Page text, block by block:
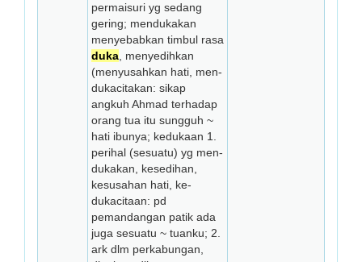
permaisuri yg sedang
gering; mendukakan
menyebabkan timbul rasa
duka , menyedihkan
(menyusahkan hati, men­
dukacitakan: sikap
angkuh Ahmad terhadap
orang tua itu sungguh ~
hati ibunya; kedukaan 1.
perihal (sesuatu) yg men­
dukakan, kesedihan,
kesusahan hati, ke­
dukacitaan: pd
pemandangan patik ada
juga sesuatu ~ tuanku; 2.
ark dlm perkabungan,